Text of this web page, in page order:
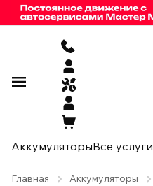
АккумуляторыВсе услуги
Главная Аккумуляторы